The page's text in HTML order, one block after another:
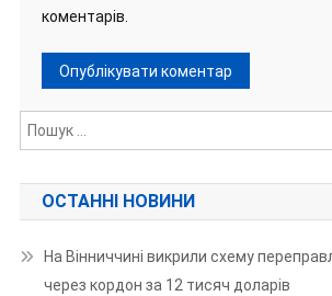
коментарів.
ОСТАННІ НОВИНИ
На Вінниччині викрили схему
через кордон за 12 тисяч доларів